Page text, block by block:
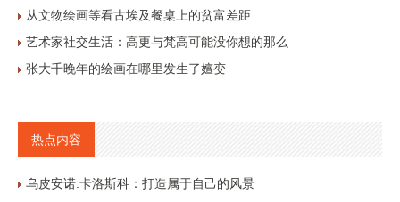
从文物绘画等看古埃及餐桌上的贫富差距
艺术家社交生活：高更与梵高可能没你想的那么
张大千晚年的绘画在哪里发生了嬗变
热点内容
乌皮安诺.卡洛斯科：打造属于自己的风景